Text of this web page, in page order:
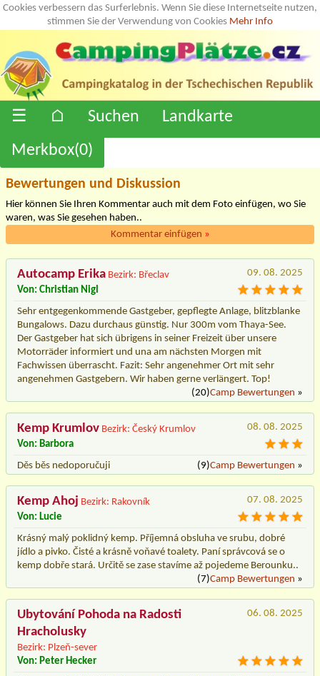
Cookies verbessern das Surferlebnis. Wenn Sie diese Internetseite nutzen,
stimmen Sie der Verwendung von Cookies Mehr Info
☰ ⌂ Suchen
Landkarte
Merkbox(0)
Bewertungen und Diskussion
Hier können Sie Ihren Kommentar auch mit dem Foto einfügen, wo Sie
waren, was Sie gesehen haben..
Kommentar einfügen »
Autocamp Erika Bezirk: Břeclav
09. 08. 2025
Von: Christian Nigl
Sehr entgegenkommende Gastgeber, gepflegte Anlage, blitzblanke
Bungalows. Dazu durchaus günstig. Nur 300m vom Thaya-See.
Der Gastgeber hat sich übrigens in seiner Freizeit über unsere
Motorräder informiert und una am nächsten Morgen mit
Fachwissen überrascht. Fazit: Sehr angenehmer Ort mit sehr
angenehmen Gastgebern. Wir haben gerne verlängert. Top!
(20)Camp Bewertungen »
Kemp Krumlov Bezirk: Český Krumlov
08. 08. 2025
Von: Barbora
Děs běs nedoporučuji
(9)Camp Bewertungen »
Kemp Ahoj Bezirk: Rakovník
07. 08. 2025
Von: Lucie
Krásný malý poklidný kemp. Příjemná obsluha ve srubu, dobré
jídlo a pivko. Čisté a krásně voňavé toalety. Paní správcová se o
kemp dobře stará. Určitě se zase stavíme až pojedeme Berounku..
(7)Camp Bewertungen »
Ubytování Pohoda na Radosti
Hracholusky
Bezirk: Plzeň-sever
06. 08. 2025
Von: Peter Hecker